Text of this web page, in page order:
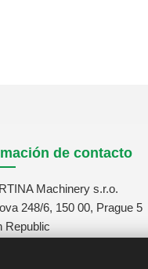
de contacto
Machinery s.r.o.
248/6, 150 00, Prague 5
Republic